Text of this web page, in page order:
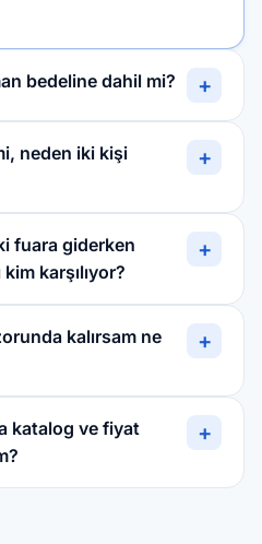
bedeline dahil mi? +
neden iki kişi
+
fuara giderken
karşılıyor?
+
kalırsam ne
+
katalog ve fiyat
+